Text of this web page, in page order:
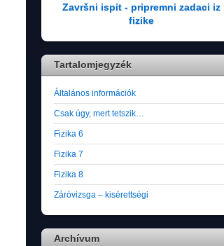
Završni ispit - pripremni zadaci iz
fizike
Tartalomjegyzék
Általános információk
Csak úgy, mert tetszik…
Fizika 6
Fizika 7
Fizika 8
Záróvizsga – kisérettségi
Archívum